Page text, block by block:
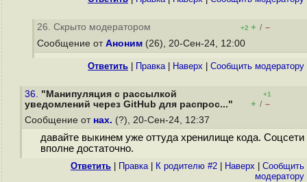
26. Скрыто модератором +2 + / –
Сообщение от Аноним (26), 20-Сен-24, 12:00
Ответить Правка| Наверх Cообщить модератору
36. "Манипуляция с рассылкой
уведомлений через GitHub для распрос..."
+1
+ / –
Сообщение от нах. (?), 20-Сен-24, 12:37
давайте выкинем уже оттуда хренилище кода. Соцсети
вполне достаточно.
Ответить Правка| К родителю #2 Наверх
Cообщить
модератору